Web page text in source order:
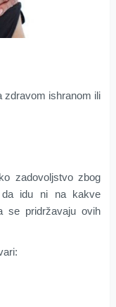
zdravom ishranom ili
zadovoljstvo zbog
da idu ni na kakve
se pridržavaju ovih